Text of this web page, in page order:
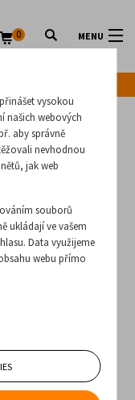
MENU
0
vysokou
našich webových
aby správně
nevhodnou
jak web
souborů
ukládají ve vašem
Data využijeme
webu přímo